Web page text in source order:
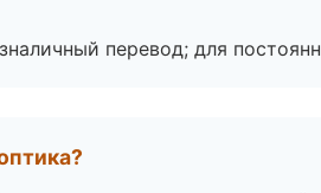
перевод; для